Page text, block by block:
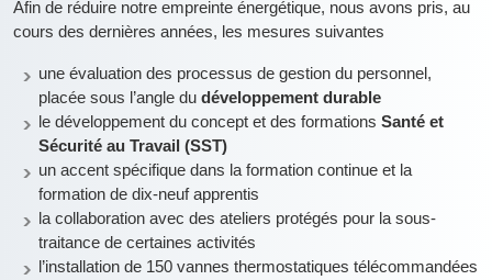
Afin de réduire notre empreinte énergétique, nous avons pris, au
cours des dernières années, les mesures suivantes
une évaluation des processus de gestion du personnel,
placée sous l’angle du développement durable
le développement du concept et des formations Santé et
Sécurité au Travail (SST)
un accent spécifique dans la formation continue et la
formation de dix-neuf apprentis
la collaboration avec des ateliers protégés pour la sous-
traitance de certaines activités
l’installation de 150 vannes thermostatiques télécommandées